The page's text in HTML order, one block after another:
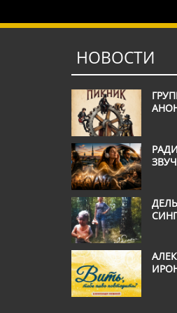
НОВОСТИ